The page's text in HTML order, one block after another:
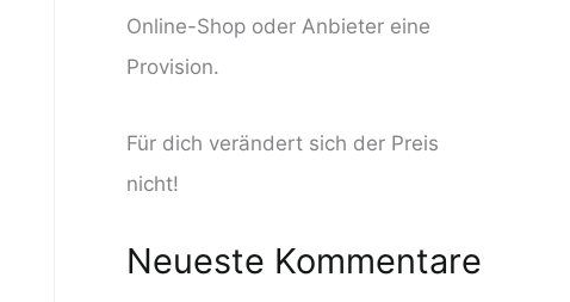
Online-Shop oder Anbieter eine
Provision.
Für dich verändert sich der Preis
nicht!
Neueste Kommentare